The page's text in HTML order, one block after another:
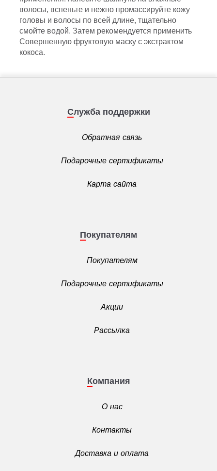
волосы, вспеньте и нежно промассируйте кожу
головы и волосы по всей длине, тщательно
смойте водой. Затем рекомендуется применить
Совершенную фруктовую маску с экстрактом
кокоса.
Служба поддержки
Обратная связь
Подарочные сертификаты
Карта сайта
Покупателям
Покупателям
Подарочные сертификаты
Акции
Рассылка
Компания
О нас
Контакты
Доставка и оплата